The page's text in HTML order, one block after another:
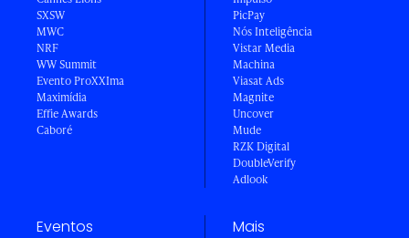
SXSW
MWC
NRF
WW Summit
Evento ProXXIma
Maximídia
Effie Awards
Caboré
PicPay
Nós Inteligência
Vistar Media
Machina
Viasat Ads
Magnite
Uncover
Mude
RZK Digital
DoubleVerify
Adlook
Eventos Mais